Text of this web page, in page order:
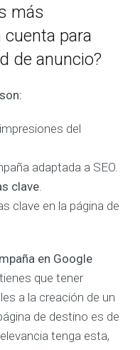
más
para
de anuncio?
del
adaptada a SEO.
clave.
clave en la página de
en Google
que tener
a la creación de un
de destino es de
tenga esta,